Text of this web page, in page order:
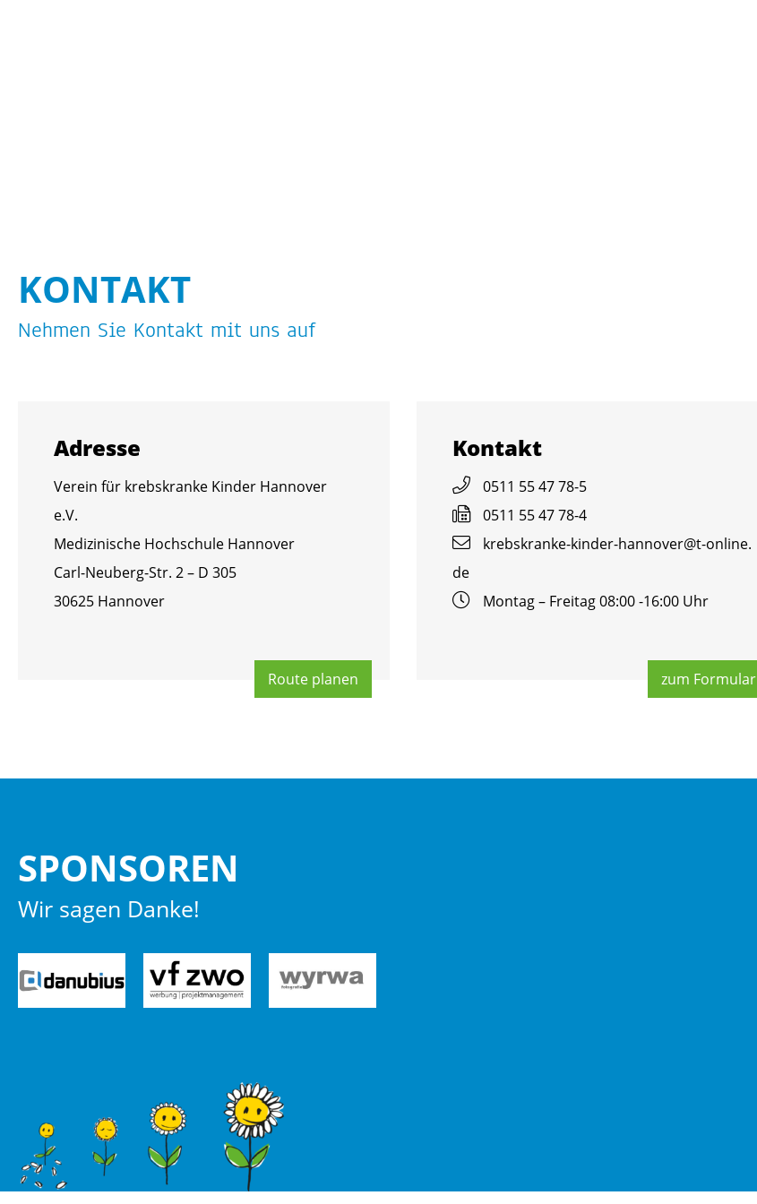
KON­TAKT
Neh­men Sie Kon­takt mit uns auf
Adres­se
Ver­ein für krebs­kran­ke Kin­der Han­no­ver
e.V.
Me­di­zi­ni­sche Hoch­schu­le Han­no­ver
Carl-Neu­berg-Str. 2 – D 305
30625 Han­no­ver
Route pla­nen
Kon­takt
0511 55 47 78-5
0511 55 47 78-4
krebs­kran­ke-kin­der-han­no­ver@​t-​online.​
de
Mon­tag – Frei­tag 08:00 -16:00 Uhr
zum For­mu­lar
SPON­SO­REN
Wir sagen Danke!